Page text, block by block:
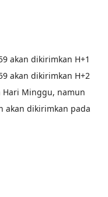
akan dikirimkan H+1
akan dikirimkan H+2
Minggu, namun
akan dikirimkan pada